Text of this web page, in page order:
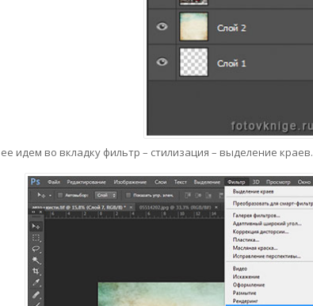
идем во вкладку фильтр – стилизация – выделение краев.